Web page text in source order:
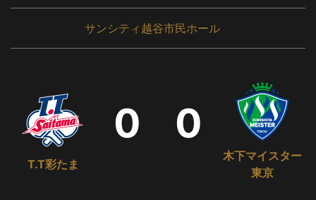
サンシティ越谷市民ホール
T.T彩たま
0
木下マイスター
東京
0